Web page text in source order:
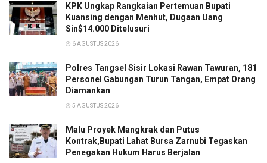
KPK Ungkap Rangkaian Pertemuan Bupati
Kuansing dengan Menhut, Dugaan Uang
Sin$14.000 Ditelusuri
6 AGUSTUS 2026
Polres Tangsel Sisir Lokasi Rawan Tawuran, 181
Personel Gabungan Turun Tangan, Empat Orang
Diamankan
5 AGUSTUS 2026
Malu Proyek Mangkrak dan Putus
Kontrak,Bupati Lahat Bursa Zarnubi Tegaskan
Penegakan Hukum Harus Berjalan